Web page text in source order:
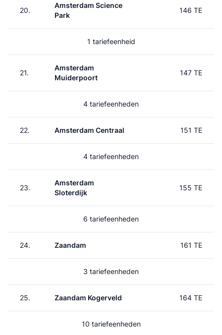
20.
Amsterdam Science
Park
146 TE
1 tariefeenheid
21.
Amsterdam
Muiderpoort
147 TE
4 tariefeenheden
22. Amsterdam Centraal 151 TE
4 tariefeenheden
23.
Amsterdam
Sloterdijk
155 TE
6 tariefeenheden
24. Zaandam 161 TE
3 tariefeenheden
25. Zaandam Kogerveld 164 TE
10 tariefeenheden